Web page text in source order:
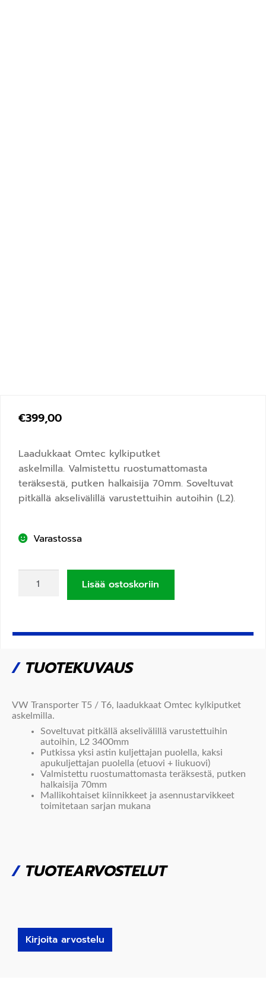
€399,00
Laadukkaat Omtec kylkiputket
askelmilla. Valmistettu ruostumattomasta
teräksestä, putken halkaisija 70mm. Soveltuvat
pitkällä akselivälillä varustettuihin autoihin (L2).
Varastossa
Lisää ostoskoriin
/TUOTEKUVAUS
VW Transporter T5 / T6, laadukkaat Omtec kylkiputket
askelmilla.
Soveltuvat pitkällä akselivälillä varustettuihin
autoihin, L2 3400mm
Putkissa yksi astin kuljettajan puolella, kaksi
apukuljettajan puolella (etuovi + liukuovi)
Valmistettu ruostumattomasta teräksestä, putken
halkaisija 70mm
Mallikohtaiset kiinnikkeet ja asennustarvikkeet
toimitetaan sarjan mukana
/TUOTEARVOSTELUT
Kirjoita arvostelu